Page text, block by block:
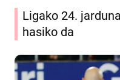
Ligako 24.
hasiko da